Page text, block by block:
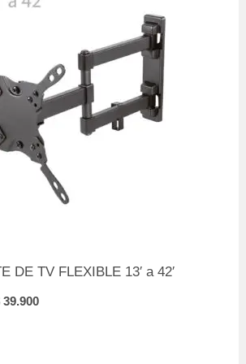
DE TV FLEXIBLE 13′ a 42′
39.900Current